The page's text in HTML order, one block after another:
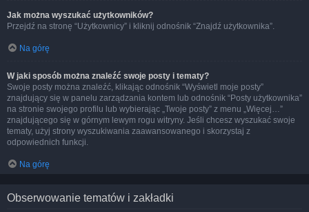
Jak można wyszukać użytkowników?
Przejdź na stronę “Użytkownicy” i kliknij odnośnik “Znajdź użytkownika”.
Na górę
W jaki sposób można znaleźć swoje posty i tematy?
Swoje posty można znaleźć, klikając odnośnik “Wyświetl moje posty”
znajdujący się w panelu zarządzania kontem lub odnośnik “Posty użytkownika”
na stronie swojego profilu lub wybierając „Twoje posty” z menu „Więcej…”
znajdującego się w górnym lewym rogu witryny. Jeśli chcesz wyszukać swoje
tematy, użyj strony wyszukiwania zaawansowanego i skorzystaj z
odpowiednich funkcji.
Na górę
Obserwowanie tematów i zakładki